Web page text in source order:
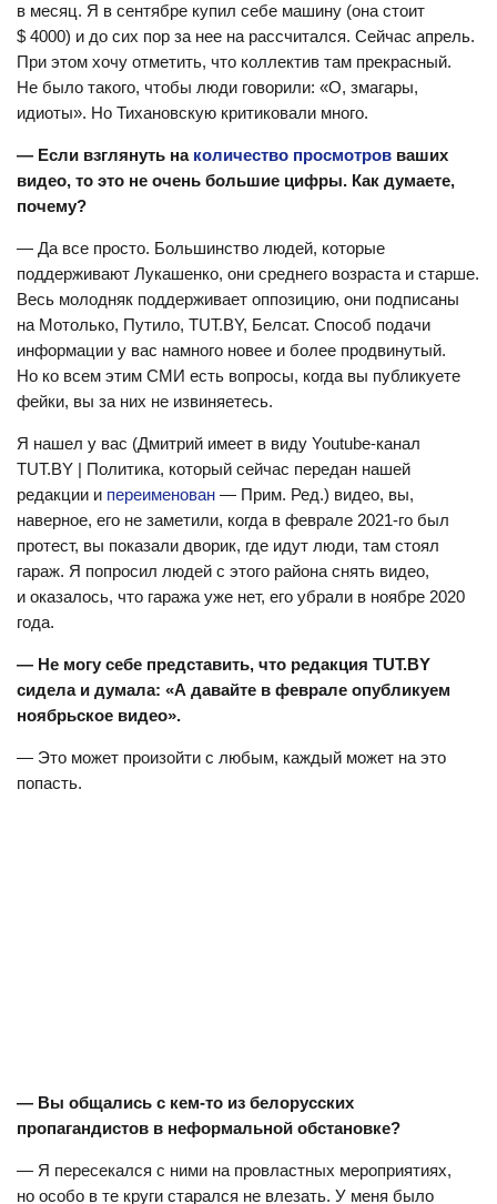
в месяц. Я в сентябре купил себе машину (она стоит
$ 4000) и до сих пор за нее на рассчитался. Сейчас апрель.
При этом хочу отметить, что коллектив там прекрасный.
Не было такого, чтобы люди говорили: «О, змагары,
идиоты». Но Тихановскую критиковали много.
— Если взглянуть на количество просмотров ваших
видео, то это не очень большие цифры. Как думаете,
почему?
— Да все просто. Большинство людей, которые
поддерживают Лукашенко, они среднего возраста и старше.
Весь молодняк поддерживает оппозицию, они подписаны
на Мотолько, Путило, TUT.BY, Белсат. Способ подачи
информации у вас намного новее и более продвинутый.
Но ко всем этим СМИ есть вопросы, когда вы публикуете
фейки, вы за них не извиняетесь.
Я нашел у вас (Дмитрий имеет в виду Youtube-канал
TUT.BY | Политика, который сейчас передан нашей
редакции и переименован — Прим. Ред.) видео, вы,
наверное, его не заметили, когда в феврале 2021-го был
протест, вы показали дворик, где идут люди, там стоял
гараж. Я попросил людей с этого района снять видео,
и оказалось, что гаража уже нет, его убрали в ноябре 2020
года.
— Не могу себе представить, что редакция TUT.BY
сидела и думала: «А давайте в феврале опубликуем
ноябрьское видео».
— Это может произойти с любым, каждый может на это
попасть.
— Вы общались с кем-то из белорусских
пропагандистов в неформальной обстановке?
— Я пересекался с ними на провластных мероприятиях,
но особо в те круги старался не влезать. У меня было